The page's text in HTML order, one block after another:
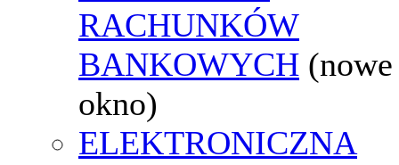
RACHUNKÓW
BANKOWYCH (nowe
okno)
ELEKTRONICZNA